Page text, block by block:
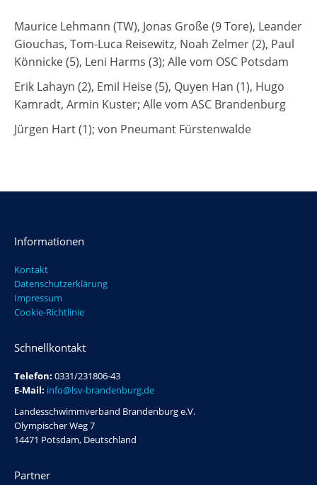
Maurice Lehmann (TW), Jonas Große (9 Tore), Leander
Giouchas, Tom-Luca Reisewitz, Noah Zelmer (2), Paul
Könnicke (5), Leni Harms (3); Alle vom OSC Potsdam
Erik Lahayn (2), Emil Heise (5), Quyen Han (1), Hugo
Kamradt, Armin Kuster; Alle vom ASC Brandenburg
Jürgen Hart (1); von Pneumant Fürstenwalde
Informationen
Kontakt
Datenschutzerklärung
Impressum
Cookie-Richtlinie
Schnellkontakt
Telefon: 0331/231806-43
E-Mail: info@lsv-brandenburg.de
Landesschwimmverband Brandenburg e.V.
Olympischer Weg 7
14471 Potsdam, Deutschland
Partner